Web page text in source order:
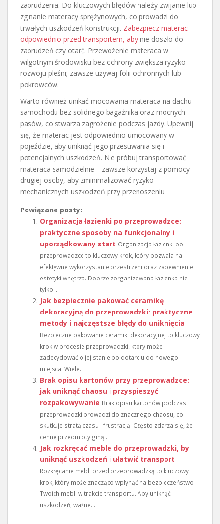
zabrudzenia. Do kluczowych błędów należy zwijanie lub
zginanie materacy sprężynowych, co prowadzi do
trwałych uszkodzeń konstrukcji. Zabezpiecz materac
odpowiednio przed transportem, aby nie doszło do
zabrudzeń czy otarć. Przewożenie materaca w
wilgotnym środowisku bez ochrony zwiększa ryzyko
rozwoju pleśni; zawsze używaj folii ochronnych lub
pokrowców.
Warto również unikać mocowania materaca na dachu
samochodu bez solidnego bagażnika oraz mocnych
pasów, co stwarza zagrożenie podczas jazdy. Upewnij
się, że materac jest odpowiednio umocowany w
pojeździe, aby uniknąć jego przesuwania się i
potencjalnych uszkodzeń. Nie próbuj transportować
materaca samodzielnie—zawsze korzystaj z pomocy
drugiej osoby, aby zminimalizować ryzyko
mechanicznych uszkodzeń przy przenoszeniu.
Powiązane posty:
Organizacja łazienki po przeprowadzce:
praktyczne sposoby na funkcjonalny i
uporządkowany start Organizacja łazienki po
przeprowadzce to kluczowy krok, który pozwala na
efektywne wykorzystanie przestrzeni oraz zapewnienie
estetyki wnętrza. Dobrze zorganizowana łazienka nie
tylko...
Jak bezpiecznie pakować ceramikę
dekoracyjną do przeprowadzki: praktyczne
metody i najczęstsze błędy do uniknięcia
Bezpieczne pakowanie ceramiki dekoracyjnej to kluczowy
krok w procesie przeprowadzki, który może
zadecydować o jej stanie po dotarciu do nowego
miejsca. Wiele...
Brak opisu kartonów przy przeprowadzce:
jak uniknąć chaosu i przyspieszyć
rozpakowywanie Brak opisu kartonów podczas
przeprowadzki prowadzi do znacznego chaosu, co
skutkuje stratą czasu i frustracją. Często zdarza się, że
cenne przedmioty giną...
Jak rozkręcać meble do przeprowadzki, by
uniknąć uszkodzeń i ułatwić transport
Rozkręcanie mebli przed przeprowadzką to kluczowy
krok, który może znacząco wpłynąć na bezpieczeństwo
Twoich mebli w trakcie transportu. Aby uniknąć
uszkodzeń, ważne...